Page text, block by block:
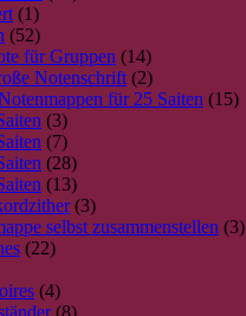
(1)
(52)
für Gruppen (14)
Notenschrift (2)
für 25 Saiten (15)
(3)
(7)
(28)
(13)
(3)
selbst zusammenstellen (3)
(22)
(4)